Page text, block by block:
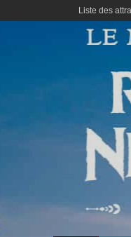
Liste des